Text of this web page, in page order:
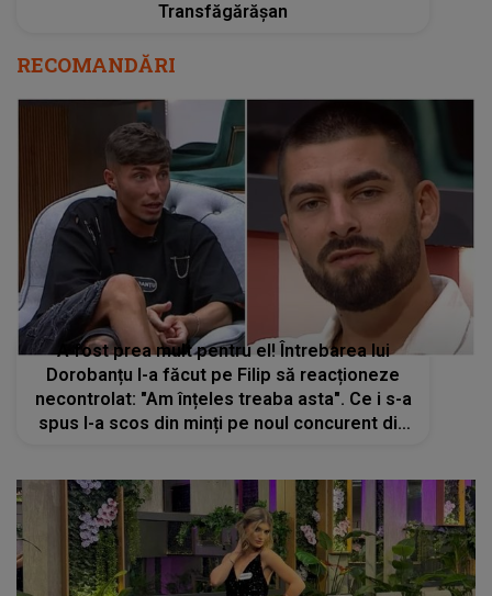
Transfăgărășan
RECOMANDĂRI
A fost prea mult pentru el! Întrebarea lui
Dorobanțu l-a făcut pe Filip să reacționeze
necontrolat: "Am înțeles treaba asta". Ce i s-a
spus l-a scos din minți pe noul concurent din